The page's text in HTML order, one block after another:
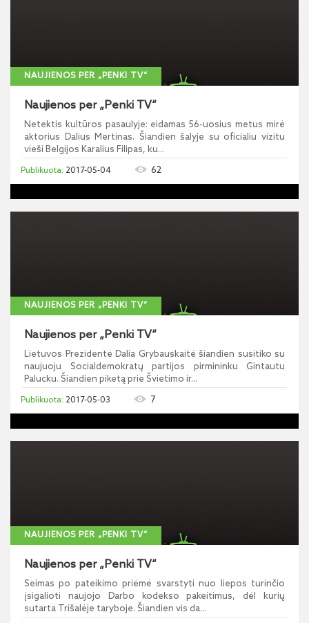
NAUJIENOS PER „PENKI TV“
Naujienos per „Penki TV“
Netektis kultūros pasaulyje: eidamas 56-uosius metus mirė
aktorius Dalius Mertinas. Šiandien šalyje su oficialiu vizitu
vieši Belgijos Karalius Filipas, ku...
2017-05-04 62
NAUJIENOS PER „PENKI TV“
Naujienos per „Penki TV“
Lietuvos Prezidentė Dalia Grybauskaitė šiandien susitiko su
naujuoju Socialdemokratų partijos pirmininku Gintautu
Palucku. Šiandien piketą prie Švietimo ir...
2017-05-03 7
NAUJIENOS PER „PENKI TV“
Naujienos per „Penki TV“
Seimas po pateikimo priėmė svarstyti nuo liepos turinčio
įsigalioti naujojo Darbo kodekso pakeitimus, dėl kurių
sutarta Trišalėje taryboje. Šiandien vis da...